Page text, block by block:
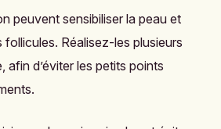
peuvent sensibiliser la peau et
follicules. Réalisez-les plusieurs
afin d’éviter les petits points